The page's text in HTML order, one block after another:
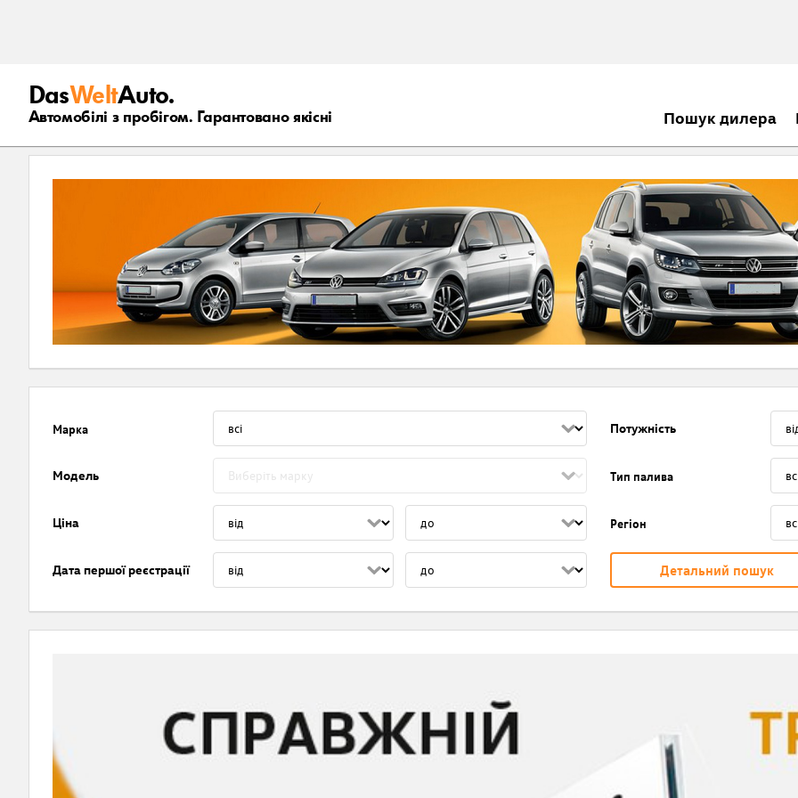
DasWeltAuto.
Автомобілі з пробігом. Гарантовано якісні Пошук дилера
Марка
Модель
Ціна
Дата першої реєстрації
Потужність
Тип палива
Регіон
Детальний пошук